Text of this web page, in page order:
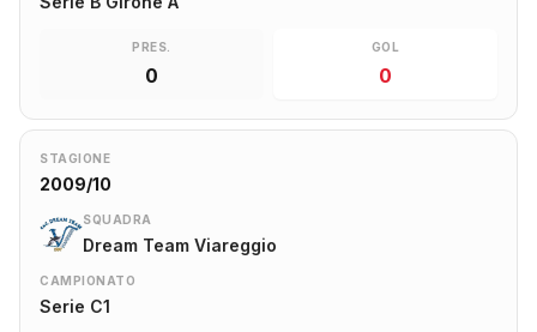
PRES.
0
GOL
0
STAGIONE
2009/10
SQUADRA
Dream Team Viareggio
CAMPIONATO
Serie C1